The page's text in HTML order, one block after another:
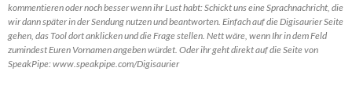
kommentieren oder noch besser wenn ihr Lust habt: Schickt uns eine Sprachnachricht, die
wir dann später in der Sendung nutzen und beantworten. Einfach auf die Digisaurier Seite
gehen, das Tool dort anklicken und die Frage stellen. Nett wäre, wenn Ihr in dem Feld
zumindest Euren Vornamen angeben würdet. Oder ihr geht direkt auf die Seite von
SpeakPipe: www.speakpipe.com/Digisaurier